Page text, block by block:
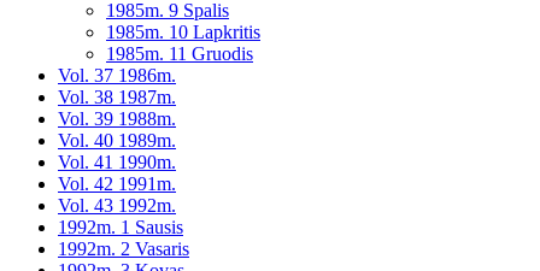
1985m. 9 Spalis
1985m. 10 Lapkritis
1985m. 11 Gruodis
Vol. 37 1986m.
Vol. 38 1987m.
Vol. 39 1988m.
Vol. 40 1989m.
Vol. 41 1990m.
Vol. 42 1991m.
Vol. 43 1992m.
1992m. 1 Sausis
1992m. 2 Vasaris